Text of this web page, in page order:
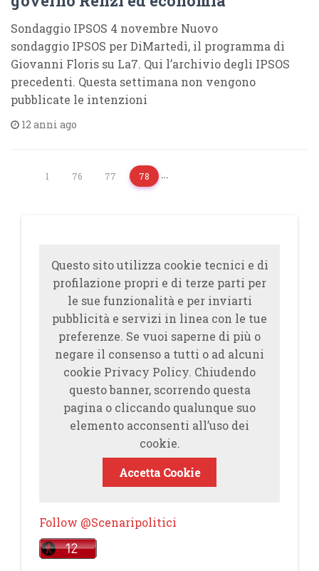
Sondaggio IPSOS 4 novembre Nuovo
sondaggio IPSOS per DiMartedì, il programma di
Giovanni Floris su La7. Qui l’archivio degli IPSOS
precedenti. Questa settimana non vengono
pubblicate le intenzioni
12 anni ago
1 …
76 77 78
Questo sito utilizza cookie tecnici e di
profilazione propri e di terze parti per
le sue funzionalità e per inviarti
pubblicità e servizi in linea con le tue
preferenze. Se vuoi saperne di più o
negare il consenso a tutti o ad alcuni
cookie Privacy Policy. Chiudendo
questo banner, scorrendo questa
pagina o cliccando qualunque suo
elemento acconsenti all’uso dei
cookie.
Accetta Cookie
Follow @Scenaripolitici